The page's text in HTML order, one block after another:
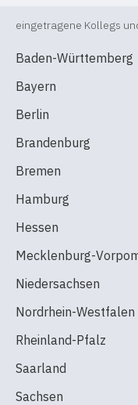
eingetragene Kollegs
Baden-Württemberg
Bayern
Berlin
Brandenburg
Bremen
Hamburg
Hessen
Mecklenburg-
Niedersachsen
Nordrhein-Westfalen
Rheinland-Pfalz
Saarland
Sachsen